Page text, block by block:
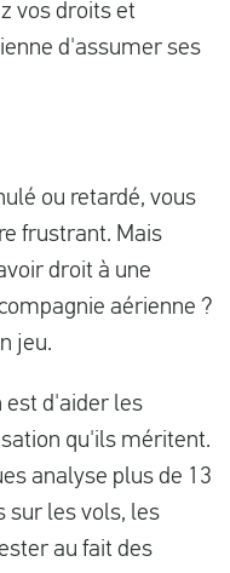
vos droits et
d'assumer ses
ou retardé, vous
frustrant. Mais
droit à une
aérienne ?
jeu.
est d'aider les
qu'ils méritent.
analyse plus de 13
sur les vols, les
au fait des